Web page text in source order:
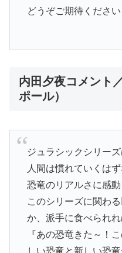
どうぞご期待ください
内田夕夜コメント
ポール）
ジュラシックシリーズ
人間は慣れていくは
恐竜のリアルさに感動
このシリーズに関わ
か、派手に食べられ
『あの恐竜きた～！
しい恐竜と新しい恐